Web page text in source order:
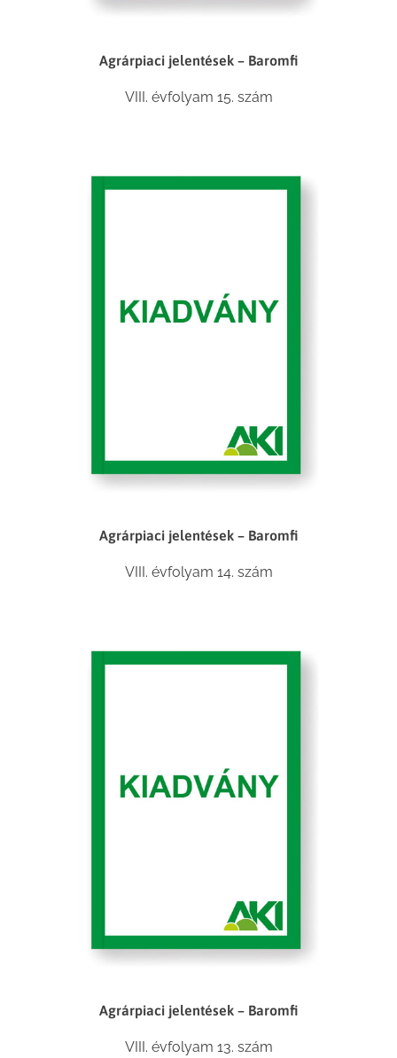
Agrárpiaci jelentések – Baromfi
VIII. évfolyam 15. szám
Agrárpiaci jelentések – Baromfi
VIII. évfolyam 14. szám
Agrárpiaci jelentések – Baromfi
VIII. évfolyam 13. szám